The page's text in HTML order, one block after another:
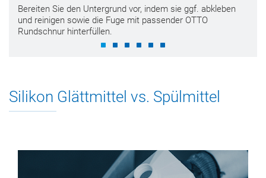
Bereiten Sie den Untergrund vor, indem sie ggf. abkleben
und reinigen sowie die Fuge mit passender OTTO
Rundschnur hinterfüllen.
Silikon Glättmittel vs. Spülmittel